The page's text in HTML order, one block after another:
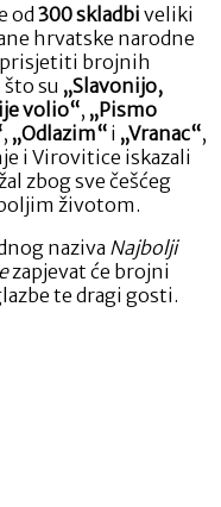
od 300 skladbi veliki
hrvatske narodne
prisjetiti brojnih
su „Slavonijo,
volio“, „Pismo
, „Odlazim“ i „Vranac“,
i Virovitice iskazali
zbog sve češćeg
životom.
naziva Najbolji
zapjevat će brojni
te dragi gosti.